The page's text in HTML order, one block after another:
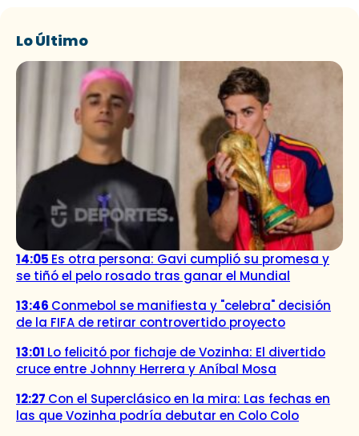
Lo Último
14:05 Es otra persona: Gavi cumplió su promesa y
se tiñó el pelo rosado tras ganar el Mundial
13:46 Conmebol se manifiesta y "celebra" decisión
de la FIFA de retirar controvertido proyecto
13:01 Lo felicitó por fichaje de Vozinha: El divertido
cruce entre Johnny Herrera y Aníbal Mosa
12:27 Con el Superclásico en la mira: Las fechas en
las que Vozinha podría debutar en Colo Colo